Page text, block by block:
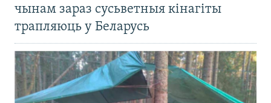
чынам зараз сусьветныя кінагіты
трапляюць у Беларусь